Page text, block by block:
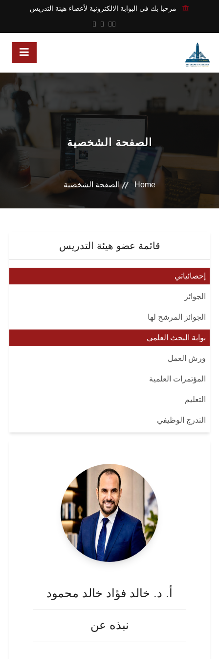
مرحبا بك في البوابة الالكترونية لأعضاء هيئة التدريس
الصفحة الشخصية
Home الصفحة الشخصية
قائمة عضو هيئة التدريس
إحصائياتي
الجوائز
الجوائز المرشح لها
بوابة البحث العلمي
ورش العمل
المؤتمرات العلمية
التعليم
التدرج الوظيفي
أ. د. خالد فؤاد خالد محمود
نبذه عن